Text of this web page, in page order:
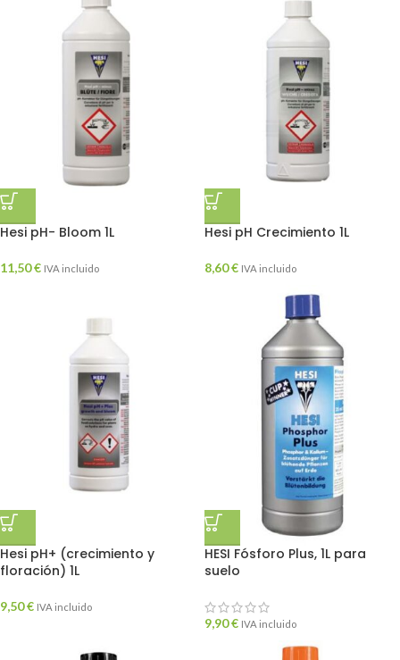
Hesi pH- Bloom 1L
11,50€ IVA incluido
Hesi pH Crecimiento 1L
8,60€ IVA incluido
Hesi pH+ (crecimiento y
floración) 1L
9,50€ IVA incluido
HESI Fósforo Plus, 1L para
suelo
9,90€ IVA incluido